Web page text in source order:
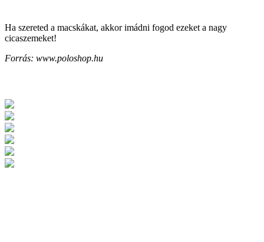
Ha szereted a macskákat, akkor imádni fogod ezeket a nagy
cicaszemeket!
Forrás: www.poloshop.hu